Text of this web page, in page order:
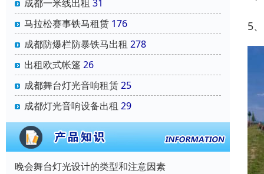
成都一米线出租 31
马拉松赛事铁马租赁 176
成都防爆栏防暴铁马出租 278
出租欧式帐篷 26
成都舞台灯光音响租赁25
成都灯光音响设备出租 29
晚会舞台灯光设计的类型和注意因素
5